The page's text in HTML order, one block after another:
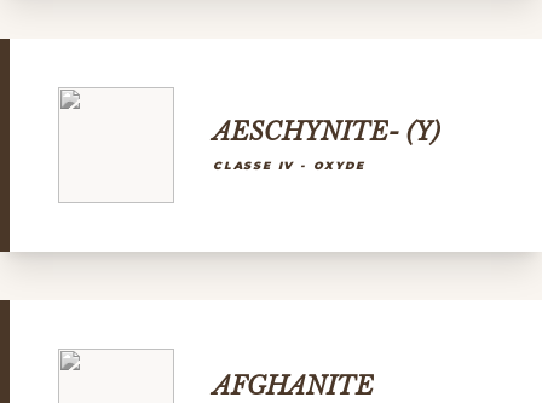
AESCHYNITE- (Y)
CLASSE IV - OXYDE
AFGHANITE